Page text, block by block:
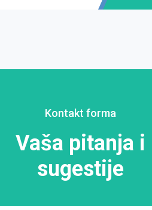
Kontakt forma
Vaša pitanja i
sugestije